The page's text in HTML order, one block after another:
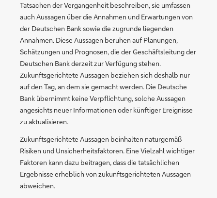
Tatsachen der Vergangenheit beschreiben, sie umfassen
auch Aussagen über die Annahmen und Erwartungen von
der Deutschen Bank sowie die zugrunde liegenden
Annahmen. Diese Aussagen beruhen auf Planungen,
Schätzungen und Prognosen, die der Geschäftsleitung der
Deutschen Bank derzeit zur Verfügung stehen.
Zukunftsgerichtete Aussagen beziehen sich deshalb nur
auf den Tag, an dem sie gemacht werden. Die Deutsche
Bank übernimmt keine Verpflichtung, solche Aussagen
angesichts neuer Informationen oder künftiger Ereignisse
zu aktualisieren.
Zukunftsgerichtete Aussagen beinhalten naturgemäß
Risiken und Unsicherheitsfaktoren. Eine Vielzahl wichtiger
Faktoren kann dazu beitragen, dass die tatsächlichen
Ergebnisse erheblich von zukunftsgerichteten Aussagen
abweichen.